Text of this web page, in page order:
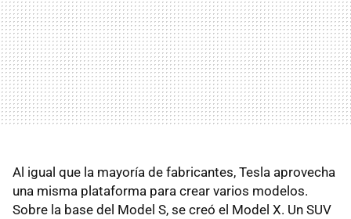
Al igual que la mayoría de fabricantes, Tesla aprovecha
una misma plataforma para crear varios modelos.
Sobre la base del Model S, se creó el Model X. Un SUV